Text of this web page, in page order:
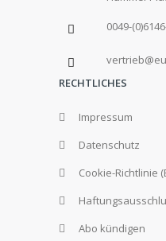
0049-
RECHTLICHES
Impressum
Datenschutz
Cookie-Richtlinie
Abo kündigen